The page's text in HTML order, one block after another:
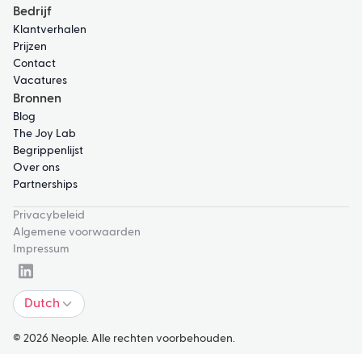
Bedrijf
Klantverhalen
Prijzen
Contact
Vacatures
Bronnen
Blog
The Joy Lab
Begrippenlijst
Over ons
Partnerships
© 2026 Neople. Alle rechten voorbehouden.
Privacybeleid
Algemene voorwaarden
Impressum
Dutch